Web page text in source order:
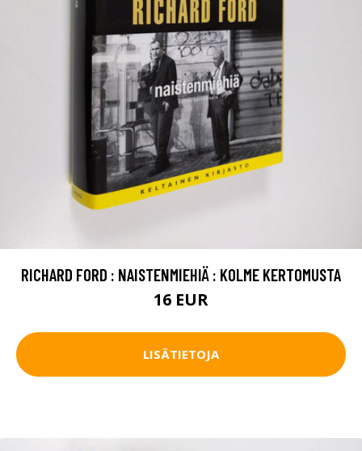
RICHARD FORD : NAISTENMIEHIÄ : KOLME KERTOMUSTA
16 EUR
LISÄTIETOJA